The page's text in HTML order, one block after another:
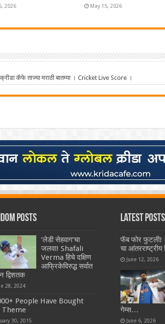
2026 May 15, 2026
कॅफे ताज्या मराठी बातम्या । Cricket Live Score ।
Posts
‘लेडी सेहवाग’चा
जलवा! Shafali
Verma हिचे दक्षिण
आफ्रिकेविरुद्ध सर्वात
द्विशतक
28, 2024
People Have Bought
Theme
30, 2015
Latest Posts
फॅब फोर
चा
June 12, 2026
गेम्स…
June 6, 2026